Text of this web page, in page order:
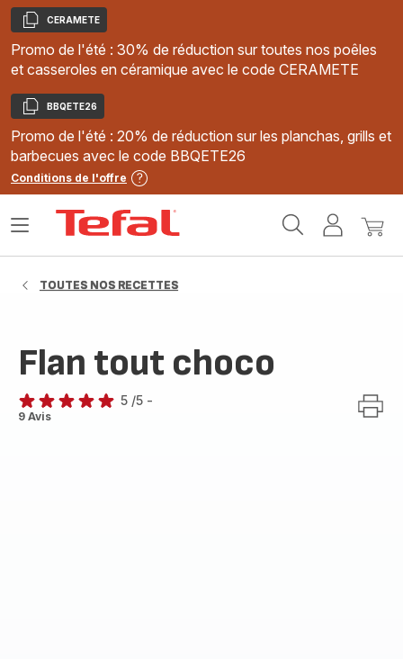
Copier
CERAMETE
Promo de l'été : 30% de réduction sur toutes nos poêles
et casseroles en céramique avec le code CERAMETE
Copier
BBQETE26
Promo de l'été : 20% de réduction sur les planchas, grills et
barbecues avec le code BBQETE26
Conditions de l'offre
MonMon
Ouvrir
TOUTES NOS RECETTES
Flan tout choco
Avis
5 /5 -
9 Avis